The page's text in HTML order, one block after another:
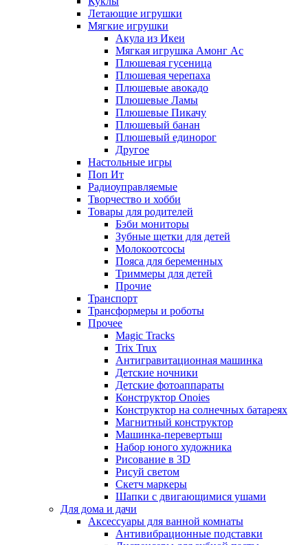
Летающие игрушки
Мягкие игрушки
Акула из Икеи
Мягкая игрушка Амонг Ас
Плюшевая гусеница
Плюшевая черепаха
Плюшевые авокадо
Плюшевые Ламы
Плюшевые Пикачу
Плюшевый банан
Плюшевый единорог
Другое
Настольные игры
Поп Ит
Радиоуправляемые
Творчество и хобби
Товары для родителей
Бэби мониторы
Зубные щетки для детей
Молокоотсосы
Пояса для беременных
Триммеры для детей
Прочие
Транспорт
Трансформеры и роботы
Прочее
Magic Tracks
Trix Trux
Антигравитационная машинка
Детские ночники
Детские фотоаппараты
Конструктор Onoies
Конструктор на солнечных батареях
Магнитный конструктор
Машинка-перевертыш
Набор юного художника
Рисование в 3D
Рисуй светом
Скетч маркеры
Шапки с двигающимися ушами
Для дома и дачи
Аксессуары для ванной комнаты
Антивибрационные подставки